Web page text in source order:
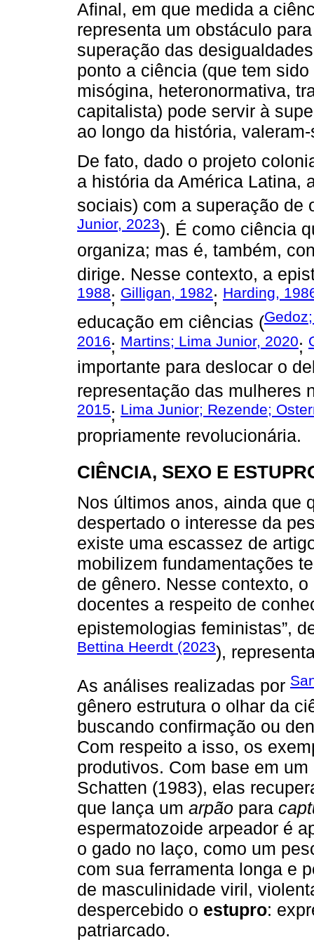
Afinal, em que medida a
representa um obstáculo
superação das
ponto a ciência (que tem
misógina, heteronormativa,
capitalista) pode servir à
ao longo da história,
De fato, dado o projeto
a história da América Latina,
sociais) com a superação de
Junior, 2023). É como ciência
organiza; mas é, também,
dirige. Nesse contexto, a
1988; Gilligan, 1982; Harding,
educação em ciências (
2016; Martins; Lima Junior, 2020;
importante para deslocar o
representação das mulheres
2015; Lima Junior; Rezende;
propriamente revolucionária.
CIÊNCIA, SEXO E
Nos últimos anos, ainda que
despertado o interesse da
existe uma escassez de
mobilizem fundamentações
de gênero. Nesse contexto,
docentes a respeito de
epistemologias feministas”,
Bettina Heerdt (2023),
As análises realizadas por
gênero estrutura o olhar da
buscando confirmação ou
Com respeito a isso, os
produtivos. Com base em
Schatten (1983), elas
que lança um arpão para
espermatozoide arpeador é
o gado no laço, como um
com sua ferramenta longa e
de masculinidade viril,
despercebido o estupro:
patriarcado.